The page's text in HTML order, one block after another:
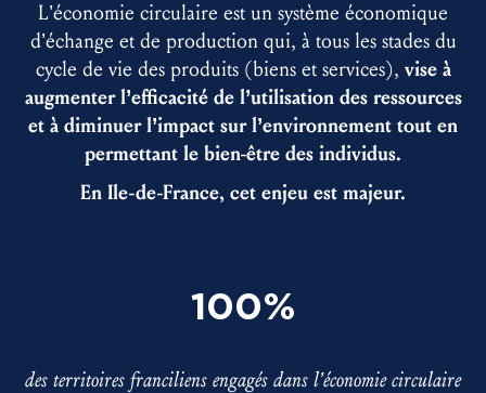
L’économie circulaire est un système économique
d’échange et de production qui, à tous les stades du
cycle de vie des produits (biens et services), vise à
augmenter l’efficacité de l’utilisation des ressources
et à diminuer l’impact sur l’environnement tout en
permettant le bien-être des individus.
En Ile-de-France, cet enjeu est majeur.
100%
des territoires franciliens engagés dans l’économie circulaire